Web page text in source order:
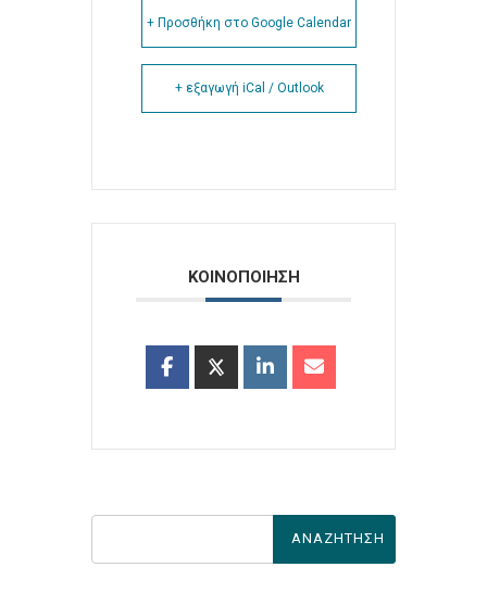
+ Προσθήκη στο Google Calendar
+ εξαγωγή iCal / Outlook
ΚΟΙΝΟΠΟΙΗΣΗ